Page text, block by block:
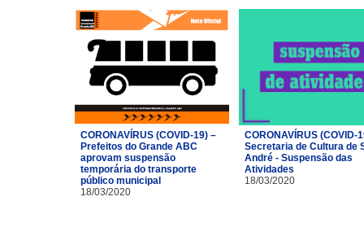
CORONAVÍRUS (COVID-19) –
Prefeitos do Grande ABC
aprovam suspensão
temporária do transporte
público municipal
18/03/2020
CORONAVÍRUS (COVID-
Secretaria de Cultura de
André - Suspensão das
Atividades
18/03/2020